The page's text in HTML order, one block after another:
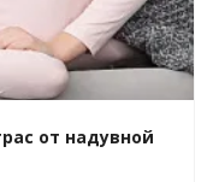
от надувной